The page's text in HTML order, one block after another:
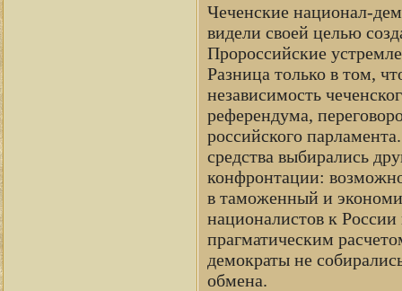
Чеченские национал-
видели своей целью
Пророссийские
Разница только в том,
независимость
референдума,
российского
средства выбирались
конфронтации:
в таможенный и
националистов к
прагматическим
демократы не
обмена.